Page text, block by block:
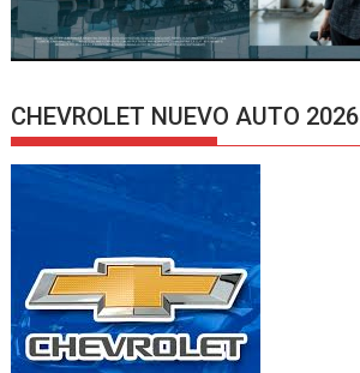
CHEVROLET NUEVO AUTO 2026